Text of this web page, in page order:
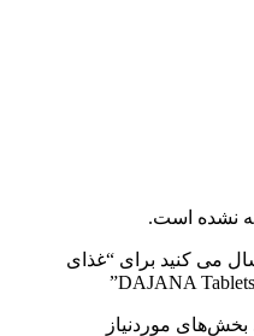
نشده است.
می کنید برای “غذای
بخش‌های موردنیاز